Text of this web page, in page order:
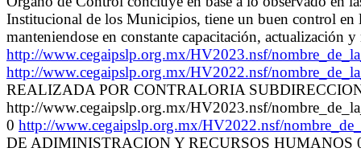
Institucional de los Municipios, tiene un buen control en
manteniendose en constante capacitación, actualización
http://www.cegaipslp.org.mx/HV2023.nsf/
http://www.cegaipslp.org.mx/HV2022.nsf/
REALIZADA POR CONTRALORIA
http://www.cegaipslp.org.mx/HV2023.nsf/
0 http://www.cegaipslp.org.mx/HV2022.nsf/
DE ADIMINISTRACION Y RECURSOS